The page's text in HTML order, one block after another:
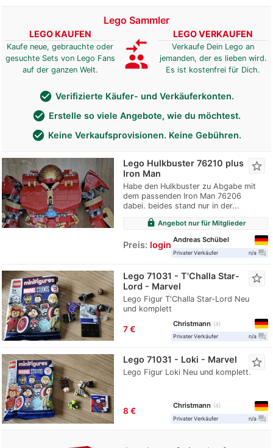
Lego Sammler
LEGO KAUFEN
Kaufe neue, gebrauchte oder
gesuchte Sets von Lego Fans
auf der ganzen Welt.
compare_arrows
group
LEGO VERKAUFEN
Verkaufe Dein Lego an
jemanden, der es lieben wird.
Es ist kostenfrei für Dich.
check_circle Verifizierte Käufer- und Verkäuferkonten.
check_circle Erstelle so viele Angebote, wie du möchtest.
check_circle Keine Verkaufsprovisionen. Keine Gebühren.
Lego Hulkbuster 76210 plus
Iron Man
Habe den Hulkbuster zu Abgabe mit
dem passenden Iron Man 76206
dabei. beides stand nur in der...
star_border
lock Angebot nur für Mitglieder
Preis: login
Andreas Schübel
Privater Verkäufer n/a question_answer
Lego 71031 - T'Challa Star-
Lord - Marvel
Lego Figur T'Challa Star-Lord Neu
und komplett
star_border
7 €
Christmann
4
Privater Verkäufer
n/a question_answer
Lego 71031 - Loki - Marvel
Lego Figur Loki Neu und komplett.
star_border
8 €
Christmann
4
Privater Verkäufer
n/a question_answer